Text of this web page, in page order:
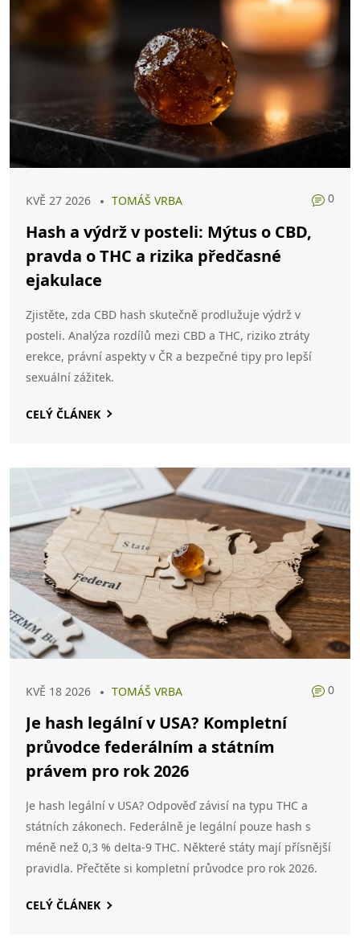
KVĚ 27 2026 TOMÁŠ VRBA 0
Hash a výdrž v posteli: Mýtus o CBD,
pravda o THC a rizika předčasné
ejakulace
Zjistěte, zda CBD hash skutečně prodlužuje výdrž v
posteli. Analýza rozdílů mezi CBD a THC, riziko ztráty
erekce, právní aspekty v ČR a bezpečné tipy pro lepší
sexuální zážitek.
CELÝ ČLÁNEK
KVĚ 18 2026 TOMÁŠ VRBA 0
Je hash legální v USA? Kompletní
průvodce federálním a státním
právem pro rok 2026
Je hash legální v USA? Odpověď závisí na typu THC a
státních zákonech. Federálně je legální pouze hash s
méně než 0,3 % delta-9 THC. Některé státy mají přísnější
pravidla. Přečtěte si kompletní průvodce pro rok 2026.
CELÝ ČLÁNEK